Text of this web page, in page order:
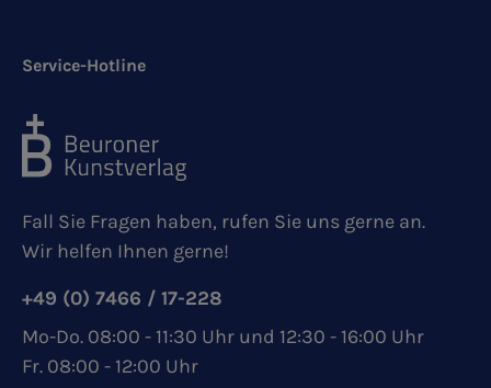
Service-Hotline
Fall Sie Fragen haben, rufen Sie uns gerne an.
Wir helfen Ihnen gerne!
+49 (0) 7466 / 17-228
Mo-Do. 08:00 - 11:30 Uhr und 12:30 - 16:00 Uhr
Fr. 08:00 - 12:00 Uhr